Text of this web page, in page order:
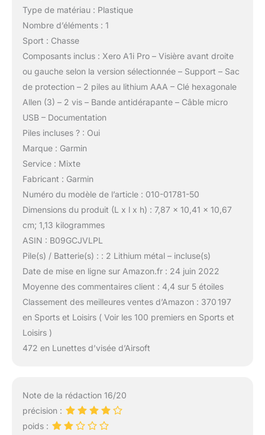
Type de matériau : Plastique
Nombre d’éléments : 1
Sport : Chasse
Composants inclus : Xero A1i Pro – Visière avant droite
ou gauche selon la version sélectionnée – Support – Sac
de protection – 2 piles au lithium AAA – Clé hexagonale
Allen (3) – 2 vis – Bande antidérapante – Câble micro
USB – Documentation
Piles incluses ? : Oui
Marque : Garmin
Service : Mixte
Fabricant : Garmin
Numéro du modèle de l’article : 010-01781-50
Dimensions du produit (L x l x h) : 7,87 x 10,41 x 10,67
cm; 1,13 kilogrammes
ASIN : B09GCJVLPL
Pile(s) / Batterie(s) : : 2 Lithium métal – incluse(s)
Date de mise en ligne sur Amazon.fr : 24 juin 2022
Moyenne des commentaires client : 4,4 sur 5 étoiles
Classement des meilleures ventes d’Amazon : 370 197
en Sports et Loisirs ( Voir les 100 premiers en Sports et
Loisirs )
472 en Lunettes d’visée d’Airsoft
Note de la rédaction 16/20
précision :
poids :